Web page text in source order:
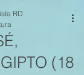
(18
RD